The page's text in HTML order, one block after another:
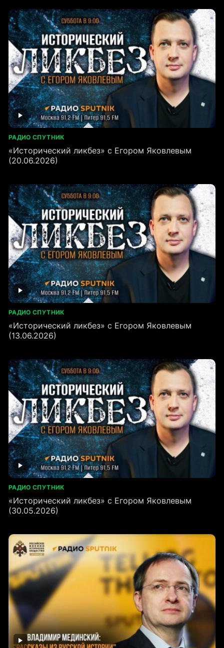
РАДИО СПУТНИК
«Исторический ликбез» с Егором Яковлевым
(20.06.2026)
РАДИО СПУТНИК
«Исторический ликбез» с Егором Яковлевым
(13.06.2026)
РАДИО СПУТНИК
«Исторический ликбез» с Егором Яковлевым
(30.05.2026)